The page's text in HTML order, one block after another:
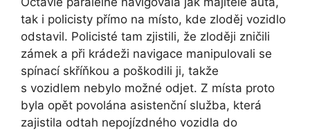
tak i policisty přímo na místo, kde zloděj vozidlo
odstavil. Policisté tam zjistili, že zloději zničili
zámek a při krádeži navigace manipulovali se
spínací skříňkou a poškodili ji, takže
s vozidlem nebylo možné odjet. Z místa proto
byla opět povolána asistenční služba, která
zajistila odtah nepojízdného vozidla do